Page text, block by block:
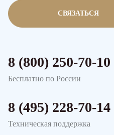
СВЯЗАТЬСЯ
8 (800) 250-70-10
Бесплатно по России
8 (495) 228-70-14
Техническая поддержка